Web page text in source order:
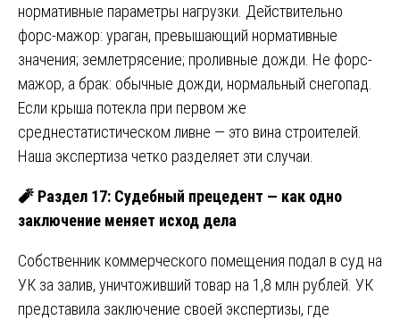
нормативные параметры нагрузки. Действительно
форс-мажор: ураган, превышающий нормативные
значения; землетрясение; проливные дожди. Не форс-
мажор, а брак: обычные дожди, нормальный снегопад.
Если крыша потекла при первом же
среднестатистическом ливне — это вина строителей.
Наша экспертиза четко разделяет эти случаи.
🧨 Раздел 17: Судебный прецедент — как одно
заключение меняет исход дела
Собственник коммерческого помещения подал в суд на
УК за залив, уничтоживший товар на 1,8 млн рублей. УК
представила заключение своей экспертизы, где